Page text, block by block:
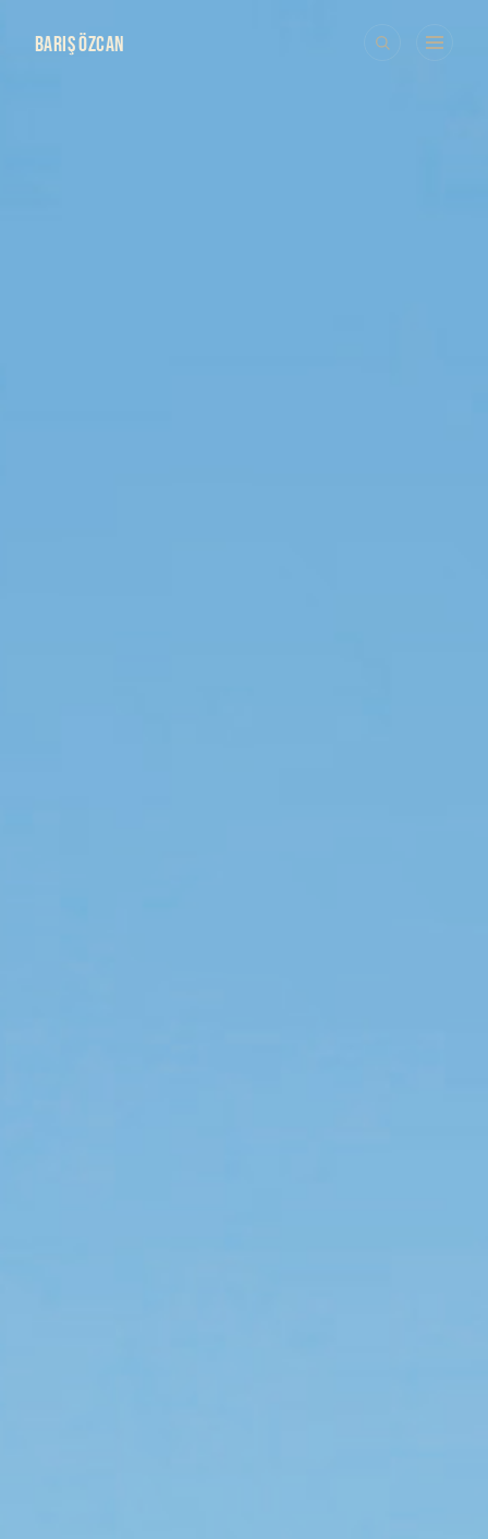
BARIŞ ÖZCAN